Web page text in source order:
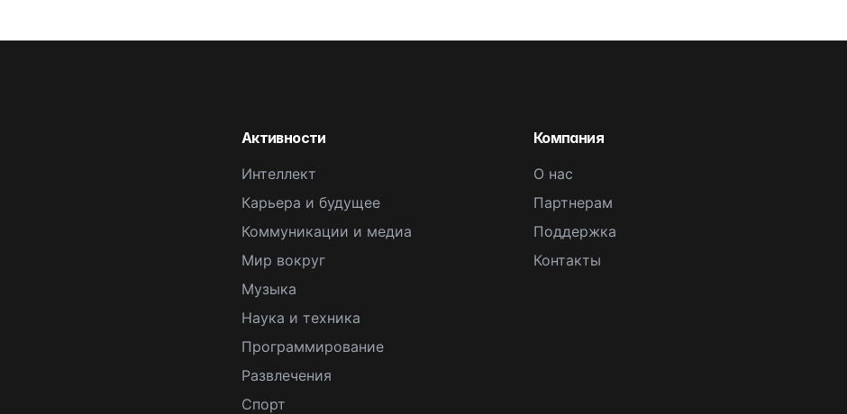
Активности
Интеллект
Карьера и будущее
Коммуникации и медиа
Мир вокруг
Музыка
Наука и техника
Программирование
Развлечения
Спорт
Компания
О нас
Партнерам
Поддержка
Контакты